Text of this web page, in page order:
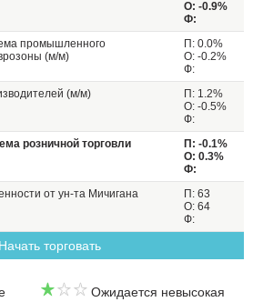
О: -0.9%
Ф:
промышленного
(м/м)
П: 0.0%
О: -0.2%
Ф:
(м/м)
П: 1.2%
О: -0.5%
Ф:
розничной торговли
П: -0.1%
О: 0.3%
Ф:
от ун-та Мичигана
П: 63
О: 64
Ф:
Начать торговать
Ожидается невысокая